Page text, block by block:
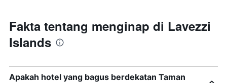
Fakta tentang menginap di Lavezzi
Islands
Apakah hotel yang bagus berdekatan Taman